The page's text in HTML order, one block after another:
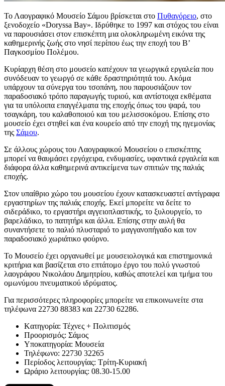
Το Λαογραφικό Μουσείο Σάμου βρίσκεται στο Πυθαγόρειο, στο
ξενοδοχείο «Doryssa Bay». Ιδρύθηκε το 1997 και στόχος του είναι
να παρουσιάσει στον επισκέπτη μια ολοκληρωμένη εικόνα της
καθημερινής ζωής στο νησί περίπου έως την εποχή του Β’
Παγκοσμίου Πολέμου.
Κυρίαρχη θέση στο μουσείο κατέχουν τα γεωργικά εργαλεία που
συνόδευαν το γεωργό σε κάθε δραστηριότητά του. Ακόμα
υπάρχουν τα σύνεργα του τσοπάνη, που παρουσιάζουν τον
παραδοσιακό τρόπο παραγωγής τυριού, και αντίστοιχα εκθέματα
για τα υπόλοιπα επαγγέλματα της εποχής όπως του ψαρά, του
τσαγκάρη, του καλαθοποιού και του μελισσοκόμου. Επίσης στο
μουσείο έχει στηθεί και ένα κουρείο από την εποχή της ηγεμονίας
της Σάμου.
Σε άλλους χώρους του Λαογραφικού Μουσείου ο επισκέπτης
μπορεί να θαυμάσει εργόχειρα, ενδυμασίες, υφαντικά εργαλεία και
διάφορα άλλα καθημερινά αντικείμενα των σπιτιών της παλιάς
εποχής.
Στον υπαίθριο χώρο του μουσείου έχουν κατασκευαστεί αντίγραφα
εργαστηρίων της παλιάς εποχής. Εκεί μπορείτε να δείτε το
σιδεράδικο, το εργαστήρι αγγειοπλαστικής, το ξυλουργείο, το
βαρελάδικο, το πατητήρι και άλλα. Επίσης στην αυλή θα
συναντήσετε το παλιό πλυσταριό το μαγγανοπήγαδο και τον
παραδοσιακό χωριάτικο φούρνο.
Το Μουσείο έχει οργανωθεί με μουσειολογικά και επιστημονικά
κριτήρια και βασίζεται στο επτάτομο έργο του πολύ γνωστού
λαογράφου Νικολάου Δημητρίου, καθώς αποτελεί και τμήμα του
ομωνύμου πνευματικού ιδρύματος.
Για περισσότερες πληροφορίες μπορείτε να επικοινωνείτε στα
τηλέφωνα 22730 88383 και 22730 62286.
Kατηγορία: Τέχνες + Πολιτισμός
Προορισμός: Σάμος
Υποκατηγορία: Μουσεία
Τηλέφωνο: 22730 32265
Περίοδος λειτουργίας: Τρίτη-Κυριακή
Ωράριο λειτουργίας: 08.30-15.00